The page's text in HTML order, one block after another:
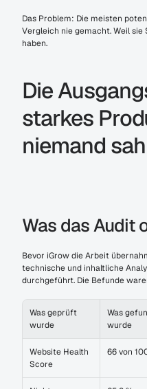
Das Problem: Die meisten
Vergleich nie gemacht. Weil
haben.
Die
starkes
niemand sah
Was das Audit
Bevor iGrow die Arbeit
technische und inhaltliche
durchgeführt. Die Befunde
Was geprüft
wurde
Was
wurde
Website Health
Score
66 von